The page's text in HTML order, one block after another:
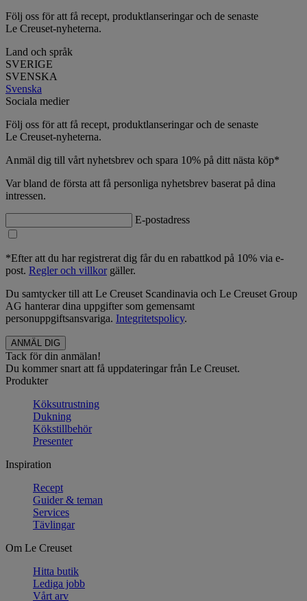
Följ oss för att få recept, produktlanseringar och de senaste
Le Creuset-nyheterna.
Land och språk
SVERIGE
SVENSKA
Svenska
Sociala medier
Följ oss för att få recept, produktlanseringar och de senaste
Le Creuset-nyheterna.
Anmäl dig till vårt nyhetsbrev och spara 10% på ditt nästa köp*
Var bland de första att få personliga nyhetsbrev baserat på dina
intressen.
E-postadress
*Efter att du har registrerat dig får du en rabattkod på 10% via e-
post. Regler och villkorgäller.
Du samtycker till att Le Creuset Scandinavia och Le Creuset Group
AG hanterar dina uppgifter som gemensamt
personuppgiftsansvariga. Integritetspolicy.
Tack för din anmälan!
Du kommer snart att få uppdateringar från Le Creuset.
Produkter
Köksutrustning
Dukning
Kökstillbehör
Presenter
Inspiration
Recept
Guider & teman
Services
Tävlingar
Om Le Creuset
Hitta butik
Lediga jobb
Vårt arv